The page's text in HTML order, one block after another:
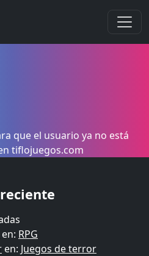
que el usuario ya no está
tiflojuegos.com
en: RPG
en: Juegos de terror